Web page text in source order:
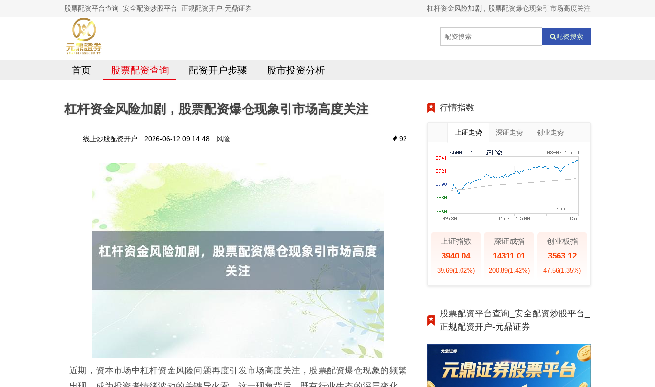
股票配资平台查询_安全配资炒股平台_正规配资开户-元鼎证券 杠杆资金风险加剧，股票配资爆仓现象引市场高度关注
配资搜索
首页 股票配资查询 配资开户步骤 股市投资分析
杠杆资金风险加剧，股票配资爆仓现象引市场高度关注
线上炒股配资开户 2026-06-12 09:14:48 风险 92
近期，资本市场中杠杆资金风险问题再度引发市场高度关注，股票配资爆仓现象的频繁
行情指数
上证走势 深证走势 创业走势
上证指数
3940.04
39.69(1.02%)
深证成指
14311.01
200.89(1.42%)
创业板指
3563.12
47.56(1.35%)
股票配资平台查询_安全配资炒股平台_
正规配资开户-元鼎证券